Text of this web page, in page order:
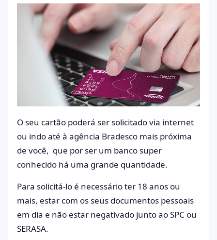
O seu cartão poderá ser solicitado via internet
ou indo até à agência Bradesco mais próxima
de você, que por ser um banco super
conhecido há uma grande quantidade.
Para solicitá-lo é necessário ter 18 anos ou
mais, estar com os seus documentos pessoais
em dia e não estar negativado junto ao SPC ou
SERASA.